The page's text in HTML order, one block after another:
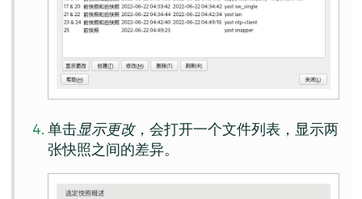
单击显示更改，会打开一个文件列表，显示两
张快照之间的差异。